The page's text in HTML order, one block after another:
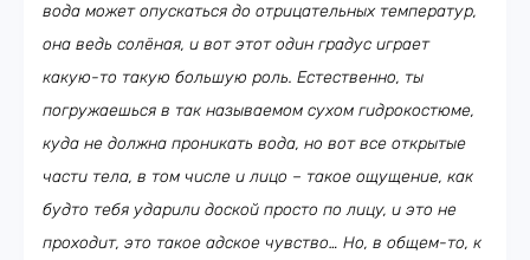
вода может опускаться до отрицательных температур,
она ведь солёная, и вот этот один градус играет
какую-то такую большую роль. Естественно, ты
погружаешься в так называемом сухом гидрокостюме,
куда не должна проникать вода, но вот все открытые
части тела, в том числе и лицо – такое ощущение, как
будто тебя ударили доской просто по лицу, и это не
проходит, это такое адское чувство… Но, в общем-то, к